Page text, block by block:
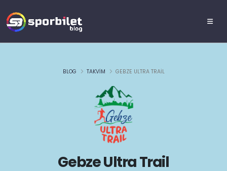
Gebze Ultra Trail
BLOG TAKVIM GEBZE ULTRA TRAIL